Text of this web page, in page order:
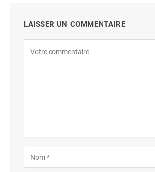
LAISSER UN COMMENTAIRE